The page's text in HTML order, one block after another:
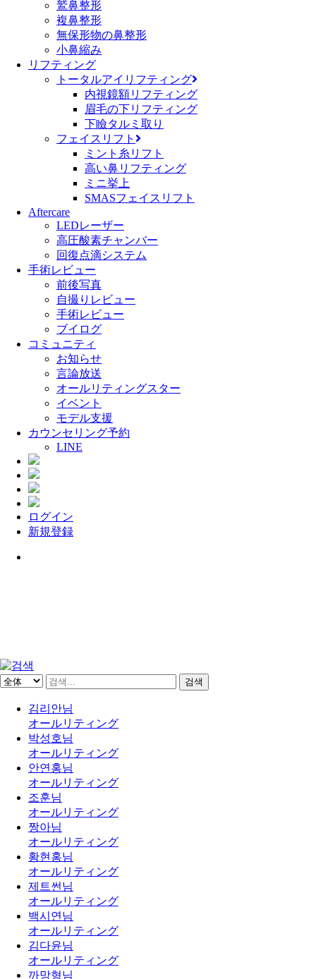
鷲鼻整形
複鼻整形
無保形物の鼻整形
小鼻縮み
リフティング
トータルアイリフティング
内視鏡額リフティング
眉毛の下リフティング
下瞼タルミ取り
フェイスリフト
ミント糸リフト
高い鼻リフティング
ミニ挙上
SMASフェイスリフト
Aftercare
LEDレーザー
高圧酸素チャンバー
回復点滴システム
手術レビュー
前後写真
自撮りレビュー
手術レビュー
ブイログ
コミュニティ
お知らせ
言論放送
オールリティングスター
イベント
モデル支援
カウンセリング予約
LINE
ログイン
新規登録
검색
김리안님
オールリティング
박성호님
オールリティング
안연홍님
オールリティング
조훈님
オールリティング
짱아님
オールリティング
황현홍님
オールリティング
제트썬님
オールリティング
백시연님
オールリティング
김다윤님
オールリティング
까망형님